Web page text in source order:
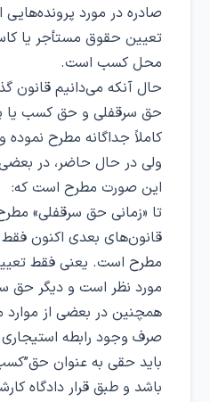
صادره در مورد
تعیین حقوق مستأجر یا
محل کسب است.
حق سرقفلی و حق کسب یا
کاملاً جداگانه مطرح
ولی در حال حاضر، در
این صورت مطرح است که:
تا «زمانی حق سرقفلی»
قانون‌های بعدی اکنون
مطرح است. یعنی فقط
مورد نظر است و دیگر حق
همچنین در بعضی از
صرف وجود رابطه
باید حقی به عنوان
باشد و طبق قرار دادگاه